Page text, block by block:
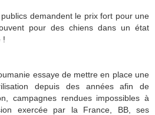
demandent le prix fort pour une
pour des chiens dans un état
!
essaye de mettre en place une
depuis des années afin de
campagnes rendues impossibles à
exercée par la France, BB, ses